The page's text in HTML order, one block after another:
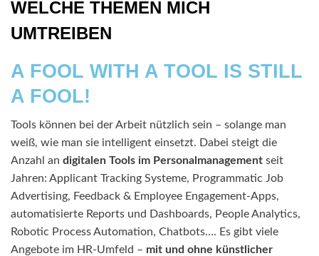
WELCHE THEMEN MICH
UMTREIBEN
A FOOL WITH A TOOL IS STILL
A FOOL!
Tools können bei der Arbeit nützlich sein – solange man
weiß, wie man sie intelligent einsetzt. Dabei steigt die
Anzahl an digitalen Tools im Personalmanagement seit
Jahren: Applicant Tracking Systeme, Programmatic Job
Advertising, Feedback & Employee Engagement-Apps,
automatisierte Reports und Dashboards, People Analytics,
Robotic Process Automation, Chatbots…. Es gibt viele
Angebote im HR-Umfeld – mit und ohne künstlicher